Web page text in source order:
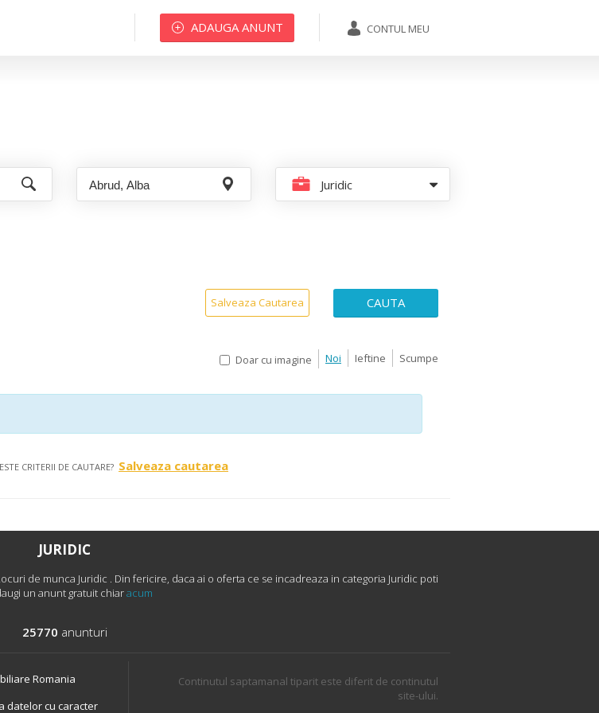
CONTUL MEU
ADAUGA ANUNT
Juridic
Salveaza Cautarea CAUTA
Doar cu imagine Noi Ieftine Scumpe
CRITERII DE CAUTARE? Salveaza cautarea
JURIDIC
de munca Juridic . Din fericire, daca ai o oferta ce se incadreaza in categoria Juridic poti
un anunt gratuit chiaracum
25770 anunturi
Romania
datelor cu caracter
Continutul saptamanal tiparit este diferit de continutul
site-ului.